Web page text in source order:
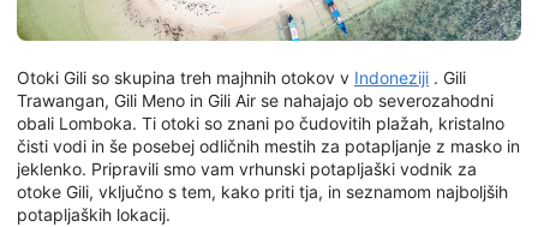
Otoki Gili so skupina treh majhnih otokov v Indoneziji . Gili
Trawangan, Gili Meno in Gili Air se nahajajo ob severozahodni
obali Lomboka. Ti otoki so znani po čudovitih plažah, kristalno
čisti vodi in še posebej odličnih mestih za potapljanje z masko in
jeklenko. Pripravili smo vam vrhunski potapljaški vodnik za
otoke Gili, vključno s tem, kako priti tja, in seznamom najboljših
potapljaških lokacij.